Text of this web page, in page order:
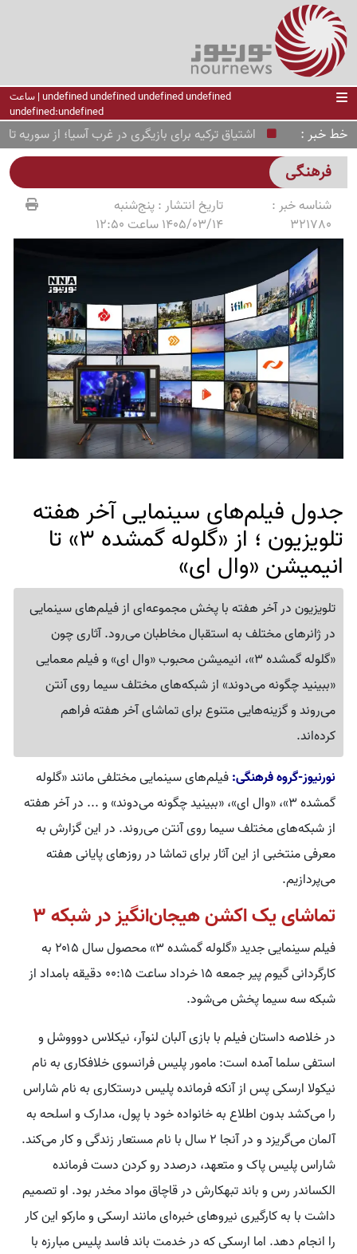
undefined undefined undefined undefined | ساعت
undefined:undefined
خط خبر اشتیاق ترکیه برای بازیگری در غرب آسیا؛ از سوریه تا
فرهنگی
شناسه خبر :
321780
تاریخ انتشار :پنج‌شنبه
1405/03/14 ساعت 12:50
جدول فیلم‌های سینمایی آخر هفته
تلویزیون ؛ از «گلوله گمشده 3» تا
انیمیشن «وال‌ ای»
تلویزیون در آخر هفته با پخش مجموعه‌ای از فیلم‌های سینمایی
در ژانرهای مختلف به استقبال مخاطبان می‌رود. آثاری چون
«گلوله گمشده 3»، انیمیشن محبوب «وال‌ ای» و فیلم معمایی
«ببینید چگونه می‌دوند» از شبکه‌های مختلف سیما روی آنتن
می‌روند و گزینه‌هایی متنوع برای تماشای آخر هفته فراهم
کرده‌اند.
نورنیوز-گروه فرهنگی:فیلم‌های سینمایی مختلفی مانند «گلوله
گمشده ۳»، «وال ای»، «ببینید چگونه می‌دوند» و ... در آخر هفته
از شبکه‌های مختلف سیما روی آنتن می‌روند. در این گزارش به
معرفی منتخبی از این آثار برای تماشا در روزهای پایانی هفته
می‌پردازیم.
تماشای یک اکشن هیجان‌انگیز در شبکه ۳
فیلم سینمایی جدید «گلوله گمشده ۳» محصول سال ۲۰۱۵ به
کارگردانی گیوم پیر جمعه ۱۵ خرداد ساعت ۰۰:۱۵ دقیقه بامداد از
شبکه سه سیما پخش می‌شود.
در خلاصه داستان فیلم با بازی آلبان لنوآر، نیکلاس دوووشل و
استفی سلما آمده است: مامور پلیس فرانسوی خلافکاری به نام
نیکولا ارسکی پس از آنکه فرمانده پلیس درستکاری به نام شاراس
را می‌کشد بدون اطلاع به خانواده خود با پول، مدارک و اسلحه به
آلمان می‌گریزد و در آنجا ۲ سال با نام مستعار زندگی و کار می‌کند.
شاراس پلیس پاک و متعهد، درصدد رو کردن دست فرمانده
الکساندر رس و باند تبهکارش در قاچاق مواد مخدر بود. او تصمیم
داشت با به کارگیری نیروهای خبره‌ای مانند ارسکی و مارکو این کار
را انجام دهد. اما ارسکی که در خدمت باند فاسد پلیس مبارزه با